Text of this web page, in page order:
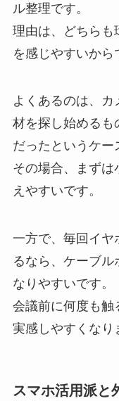
ル整理です。
理由は、どちらも
を感じやすいから
よくあるのは、
材を探し始めるも
だったというケー
その場合、まずは
えやすいです。
一方で、毎回イヤ
るなら、ケーブル
なりやすいです。
会議前に何度も触
実感しやすくなり
スマホ活用派と